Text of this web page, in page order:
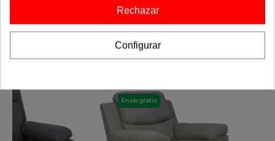
toque único a tu espacio. ¡Haz que tu casa refleje tu estilo
con la colección completa!
Rechazar
Configurar